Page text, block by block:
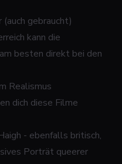
gebraucht)
kann die
besten direkt bei den
Realismus
dich diese Filme
- ebenfalls britisch,
Porträt queerer